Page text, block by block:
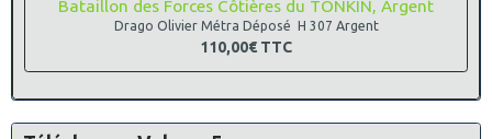
Bataillon des Forces Côtières du TONKIN, Argent
Drago Olivier Métra Déposé H 307 Argent
110,00€ TTC